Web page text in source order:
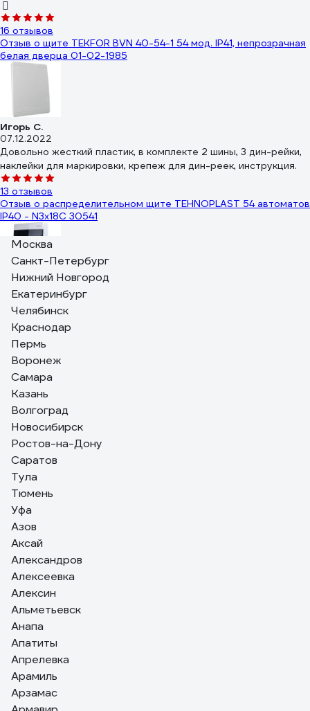
16 отзывов
Отзыв о щите TEKFOR BVN 40-54-1 54 мод. IP41, непрозрачная
белая дверца 01-02-1985
Игорь С.
07.12.2022
Довольно жесткий пластик, в комплекте 2 шины, 3 дин-рейки,
наклейки для маркировки, крепеж для дин-реек, инструкция.
13 отзывов
Отзыв о распределительном щите TEHNOPLAST 54 автоматов
IP40 - N3x18C 30541
Андрей Т.
08.12.2021
За такую цену нормальный вариант
15 отзывов
Отзыв о боксе Systeme Electric MINI PRAGMA IP40 24м2р бел
бел. двер MIP22212
Олеся М.
13.05.2021
Доставка. Качество. Цена.
Москва
Санкт-Петербург
Нижний Новгород
Екатеринбург
Челябинск
Краснодар
Пермь
Воронеж
Самара
Казань
Волгоград
Новосибирск
Ростов-на-Дону
Саратов
Тула
Тюмень
Уфа
Азов
Аксай
Александров
Алексеевка
Алексин
Альметьевск
Анапа
Апатиты
Апрелевка
Арамиль
Арзамас